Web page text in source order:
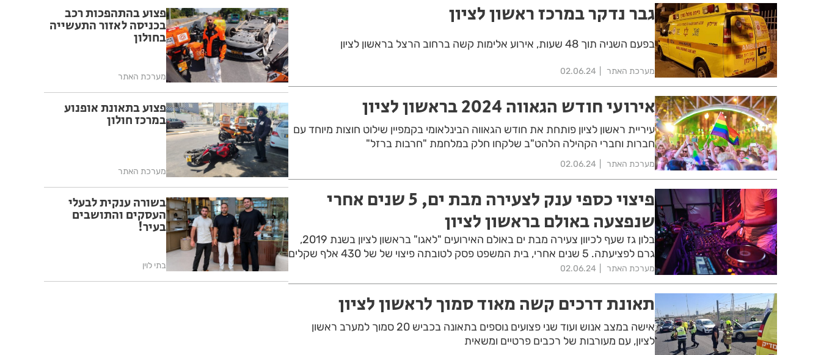
גבר נדקר במרכז ראשון לציון
בפעם השניה תוך 48 שעות, אירוע אלימות קשה ברחוב הרצל בראשון לציון
מערכת האתר 02.06.24
אירועי חודש הגאווה 2024 בראשון לציון
עיריית ראשון לציון פותחת את חודש הגאווה הבינלאומי בקמפיין שילוט חוצות מיוחד עם
חברות וחברי הקהילה הלהט"ב שלקחו חלק במלחמת "חרבות ברזל"
מערכת האתר 02.06.24
פיצוי כספי ענק לצעירה מבת ים, 5 שנים אחרי
שנפצעה באולם בראשון לציון
בלון גז שעף לכיוון צעירה מבת ים באולם האירועים "לאגו" בראשון לציון בשנת 2019,
גרם לפציעתה. 5 שנים אחרי, בית המשפט פסק לטובתה פיצוי של של 430 אלף שקלים
מערכת האתר 02.06.24
תאונת דרכים קשה מאוד סמוך לראשון לציון
אישה במצב אנוש ועוד שני פצועים נוספים בתאונה בכביש 20 סמוך למערב ראשון
לציון, עם מעורבות של רכבים פרטיים ומשאית
פצוע בהתהפכות רכב
בכניסה לאזור התעשייה
בחולון
מערכת האתר
פצוע בתאונת אופנוע
במרכז חולון
מערכת האתר
בשורה ענקית לבעלי
העסקים והתושבים
בעיר!
בתי לוין